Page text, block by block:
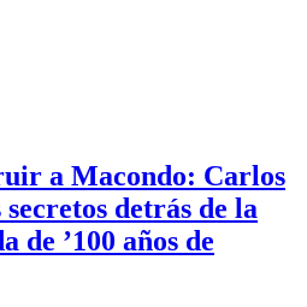
a Macondo: Carlos
detrás de la
de ’100 años de